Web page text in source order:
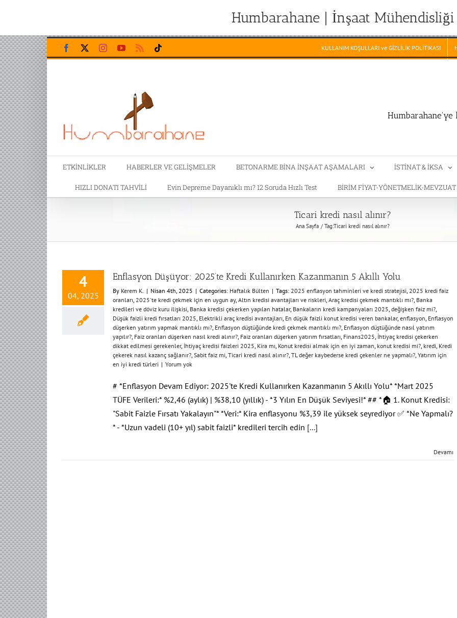
Humbarahane | İnşaat Mühendisliği
Skip
to
content
Facebook InstagramYouTubeRss KULLANIM KOŞULLARI ve GİZLİLİK POLİTİKASI
Humbarahane'ye
ETKİNLİKLER HABERLER VE GELİŞMELER BETONARME BİNA İNŞAAT AŞAMALARI İSTİNAT & İKSA
HIZLI DONATI TAHVİLİ Evin Depreme Dayanıklı mı? 12 Soruda Hızlı Test BİRİM FİYAT-YÖNETMELİK-
Ticari kredi nasıl alınır?
Ana Sayfa Tag:Ticari kredi nasıl alınır?
4
04, 2025
Enflasyon Düşüyor: 2025’te Kredi Kullanırken Kazanmanın 5 Akıllı Yolu
By Kerem K. | Nisan 4th, 2025 | Categories: Haftalık Bülten | Tags: 2025 enflasyon tahminleri ve kredi stratejisi, 2025 kredi faiz
oranları, 2025'te kredi çekmek için en uygun ay, Altın kredisi avantajları ve riskleri, Araç kredisi çekmek mantıklı mı?, Banka
kredileri ve döviz kuru ilişkisi, Banka kredisi çekerken yapılan hatalar, Bankaların kredi kampanyaları 2025, değişken faiz mi?,
Düşük faizli kredi fırsatları 2025, Elektrikli araç kredisi avantajları, En düşük faizli konut kredisi veren bankalar, enflasyon, Enflasyon
düşerken yatırım yapmak mantıklı mı?, Enflasyon düştüğünde kredi çekmek mantıklı mı?, Enflasyon düştüğünde nasıl yatırım
yapılır?, Faiz oranları düşerken nasıl kredi alınır?, Faiz oranları düşerken yatırım fırsatları, Finans2025, İhtiyaç kredisi çekerken
dikkat edilmesi gerekenler, İhtiyaç kredisi faizleri 2025, Kira mı, Konut kredisi almak için en iyi zaman, konut kredisi mi?, kredi, Kredi
çekerek nasıl kazanç sağlanır?, Sabit faiz mi, Ticari kredi nasıl alınır?, TL değer kaybederse kredi çekenler ne yapmalı?, Yatırım için
en iyi kredi türleri | Yorum yok
# *Enflasyon Devam Ediyor: 2025'te Kredi Kullanırken Kazanmanın 5 Akıllı Yolu* *Mart 2025
TÜFE Verileri:* %2,46 (aylık) | %38,10 (yıllık) - *3 Yılın En Düşük Seviyesi!* ## *🏠 1. Konut Kredisi:
"Sabit Faizle Fırsatı Yakalayın"* *Veri:* Kira enflasyonu %3,39 ile yüksek seyrediyor ✅ *Ne Yapmalı?
* - *Uzun vadeli (10+ yıl) sabit faizli* kredileri tercih edin [...]
Devamı